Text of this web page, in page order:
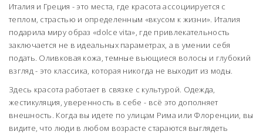
Италия и Греция - это места, где красота ассоциируется с
теплом, страстью и определенным «вкусом к жизни». Италия
подарила миру образ «dolce vita», где привлекательность
заключается не в идеальных параметрах, а в умении себя
подать. Оливковая кожа, темные вьющиеся волосы и глубокий
взгляд - это классика, которая никогда не выходит из моды.
Здесь красота работает в связке с культурой. Одежда,
жестикуляция, уверенность в себе - всё это дополняет
внешность. Когда вы идете по улицам Рима или Флоренции, вы
видите, что люди в любом возрасте стараются выглядеть